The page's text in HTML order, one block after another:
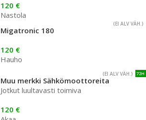
120 €
Nastola
(EI ALV VÄH.)
Migatronic 180
120 €
Hauho
72H
(EI ALV VÄH.)
Muu merkki Sähkömoottoreita
Jotkut luultavasti toimiva
120 €